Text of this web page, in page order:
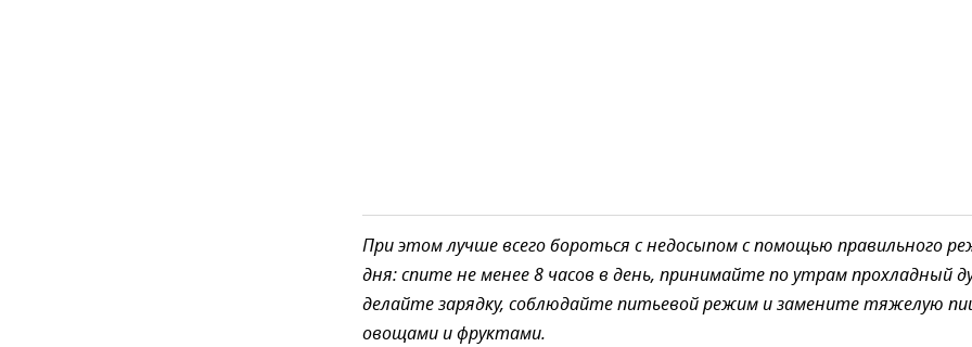
При этом лучше всего бороться с недосыпом с помощью правильного
дня: спите не менее 8 часов в день, принимайте по утрам прохладный
делайте зарядку, соблюдайте питьевой режим и замените тяжелую
овощами и фруктами.